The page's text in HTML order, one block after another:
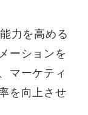
力を高める
ーションを
マーケティ
を向上させ